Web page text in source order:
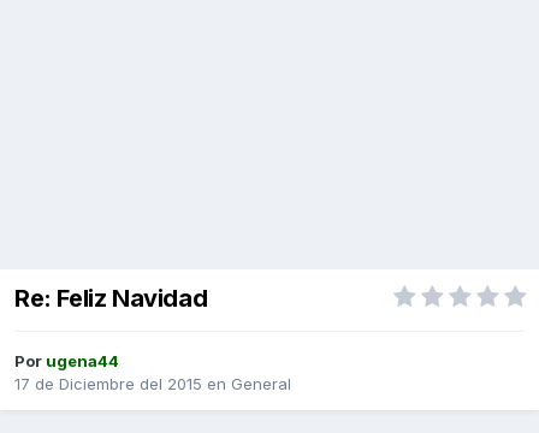
Re: Feliz Navidad
Por ugena44
17 de Diciembre del 2015 en General